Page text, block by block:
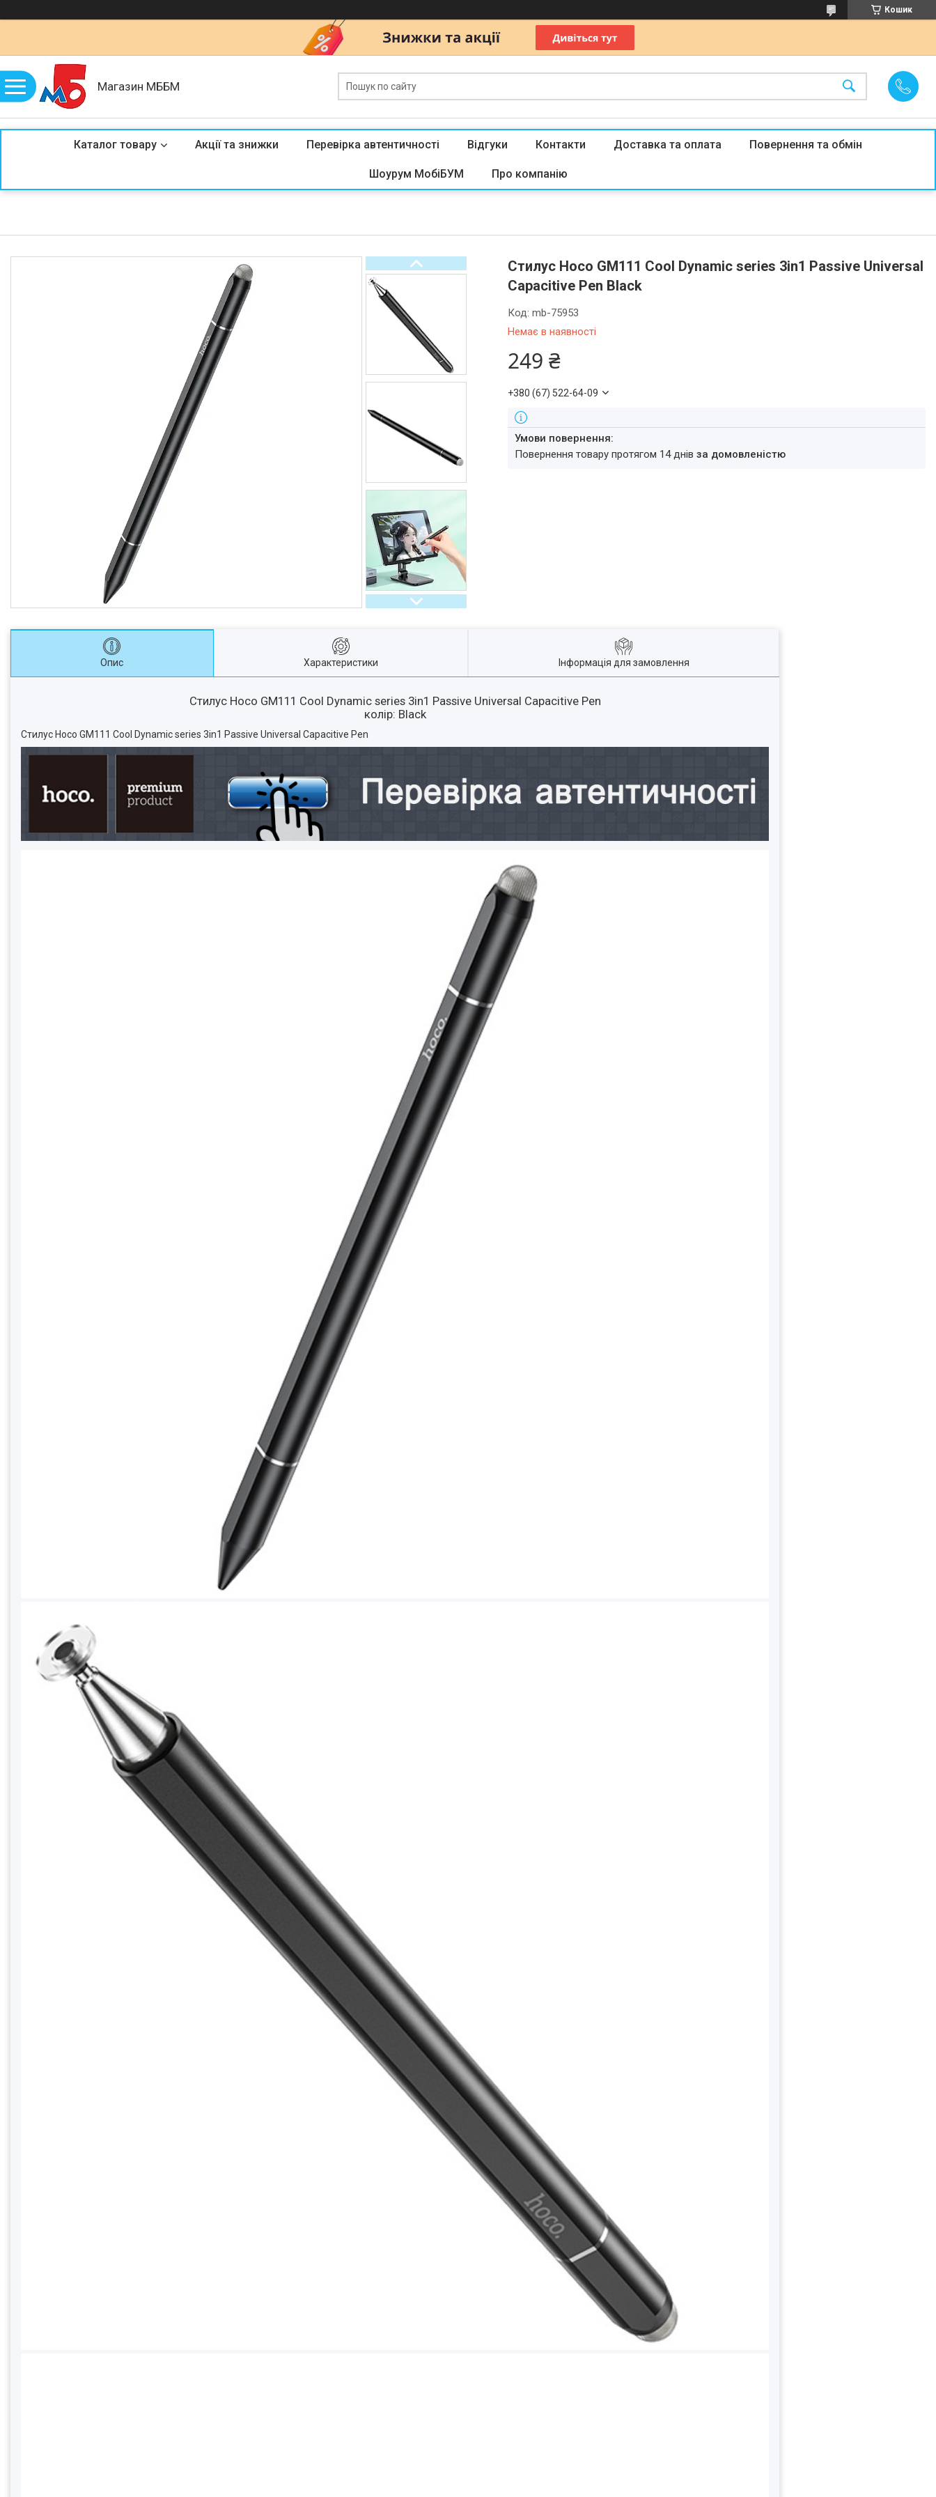
Кошик
Магазин МББМ
Каталог товару Акції та знижки Перевірка автентичності Відгуки Контакти Доставка та оплата Повернення та обмін
Шоурум МобіБУМ Про компанію
Стилус Hoco GM111 Cool Dynamic series 3in1 Passive Universal
Capacitive Pen Black
Немає в наявності
Код:mb-75953
249 ₴
+380 (67) 522-64-09
повернення товару протягом 14 днівза домовленістю
Опис Характеристики Інформація для замовлення
Стилус Hoco GM111 Cool Dynamic series 3in1 Passive Universal Capacitive Pen
колір: Black
Стилус Hoco GM111 Cool Dynamic series 3in1 Passive Universal Capacitive Pen